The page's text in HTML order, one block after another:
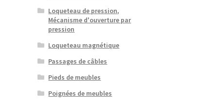
Loqueteau de pression,
Mécanisme d'ouverture par
pression
Loqueteau magnétique
Passages de câbles
Pieds de meubles
Poignées de meubles